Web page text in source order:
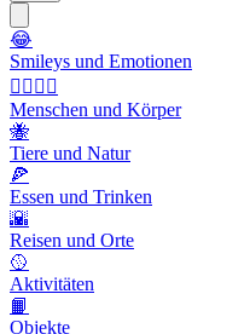
😂
Smileys und Emotionen
👩‍❤️‍💋‍👨
Menschen und Körper
🐝
Tiere und Natur
🍕
Essen und Trinken
🌇
Reisen und Orte
🥎
Aktivitäten
📙
Objekte